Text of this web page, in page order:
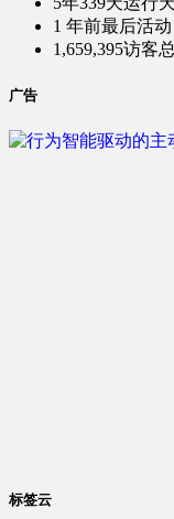
1 年前最后活动
1,659,395访客
广告
标签云